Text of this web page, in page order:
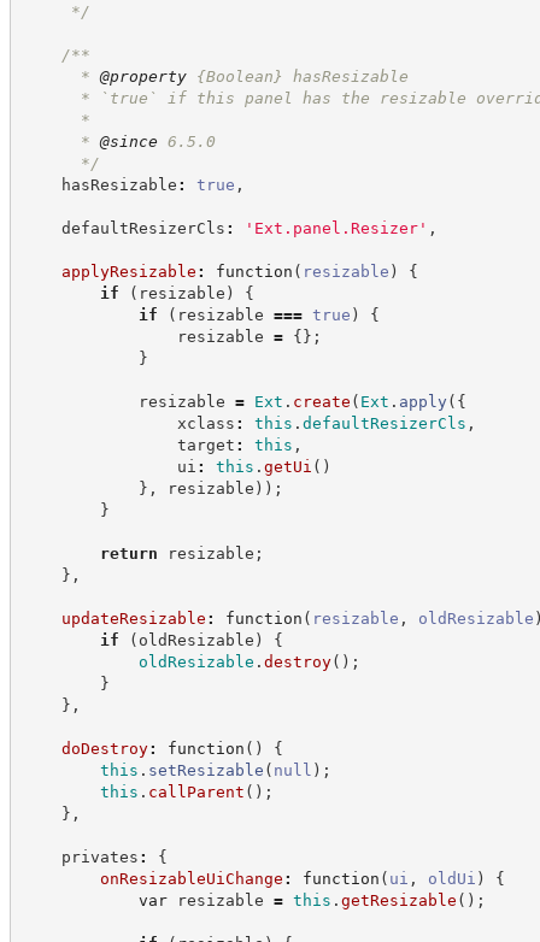
*/
/**
* @property {Boolean}
hasResizable
* `true` if this panel has the resizable
*
* @since 6.5.0
*/
hasResizable : true ,
defaultResizerCls : ' Ext.panel.Resizer' ,
applyResizable : function ( resizable )
{
if
( resizable )
{
if
( resizable === true )
{
resizable = {} ;
}
resizable = Ext . create ( Ext . apply ( {
xclass : this . defaultResizerCls ,
target : this ,
ui : this . getUi ( )
} , resizable ) ) ;
}
return resizable ;
} ,
updateResizable : function ( resizable , oldResizable
if
( oldResizable )
{
oldResizable . destroy( ) ;
}
} ,
doDestroy: function ( )
{
this . setResizable ( null ) ;
this . callParent ( ) ;
} ,
privates :
{
onResizableUiChange : function ( ui , oldUi )
{
var resizable = this . getResizable ( ) ;